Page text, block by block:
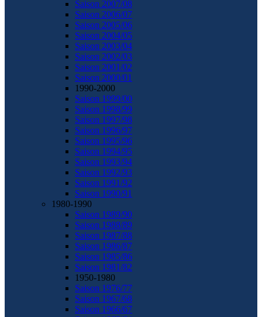
Saison 2007/08
Saison 2006/07
Saison 2005/06
Saison 2004/05
Saison 2003/04
Saison 2002/03
Saison 2001/02
Saison 2000/01
1990-2000
Saison 1999/00
Saison 1998/99
Saison 1997/98
Saison 1996/97
Saison 1995/96
Saison 1994/95
Saison 1993/94
Saison 1992/93
Saison 1991/92
Saison 1990/91
1980-1990
Saison 1989/90
Saison 1988/89
Saison 1987/88
Saison 1986/87
Saison 1985/86
Saison 1981/82
1950-1980
Saison 1976/77
Saison 1967/68
Saison 1966/67